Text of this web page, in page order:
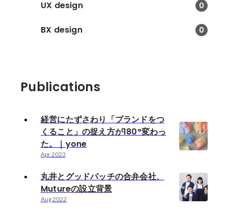
UX design 0
BX design 0
Publications
経営にたずさわり「ブランドをつ
くること」の捉え方が180°変わっ
た。｜yone
Apr 2023
丸井とグッドパッチの合弁会社、
Mutureの設立背景
Aug 2022